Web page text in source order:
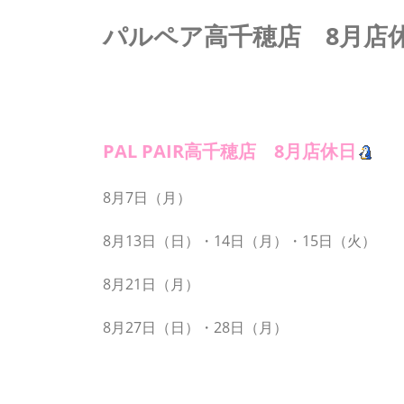
パルペア高千穂店 8月店
PAL PAIR高千穂店 8月店休日
8月7日（月）
8月13日（日）・14日（月）・15日（火）
8月21日（月）
8月27日（日）・28日（月）